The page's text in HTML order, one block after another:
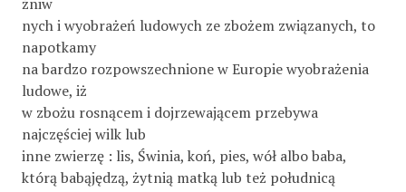
nych i wyobrażeń ludowych ze zbożem związanych, to
napotkamy
na bardzo rozpowszechnione w Europie wyobrażenia
ludowe, iż
w zbożu rosnącem i dojrzewającem przebywa
najczęściej wilk lub
inne zwierzę : lis, Świnia, koń, pies, wół albo baba,
którą babąjędzą, żytnią matką lub też południcą